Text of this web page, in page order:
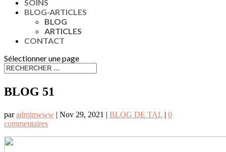
SOINS
BLOG-ARTICLES
BLOG
ARTICLES
CONTACT
Sélectionner une page
BLOG 51
paradminwww | Nov 29, 2021 | BLOG DE TAL | 0
commentaires